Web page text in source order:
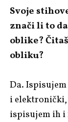
Svoje
znači li to
oblike?
obliku?
Da.
i
ispisujem ih i